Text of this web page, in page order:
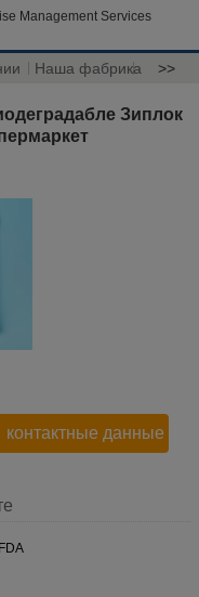
Management Services
Наша фабрика >>
Зиплок
контактные данные